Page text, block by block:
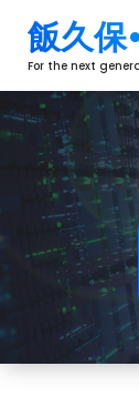
ン
ツ
飯久保
For the next